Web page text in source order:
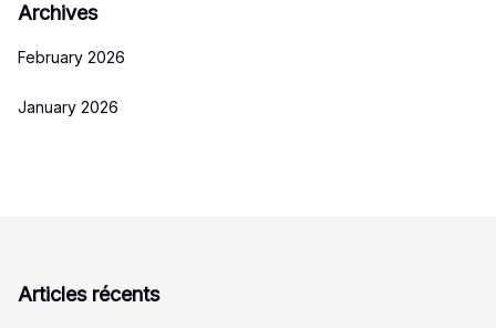
Archives
February 2026
January 2026
Articles récents